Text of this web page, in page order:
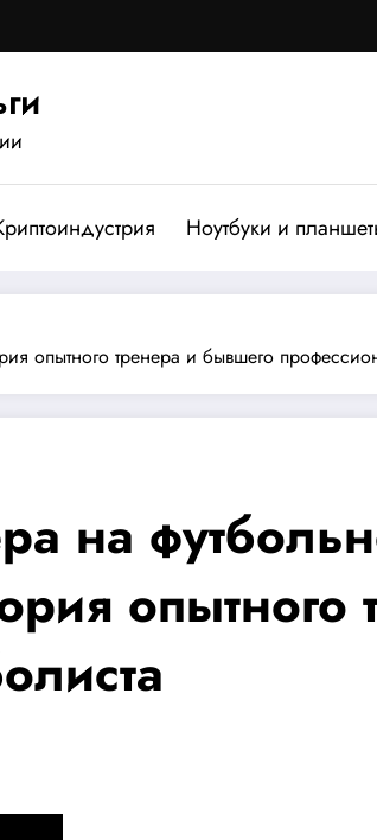
Ноутбуки и
тренера и бывшего
на
опытного